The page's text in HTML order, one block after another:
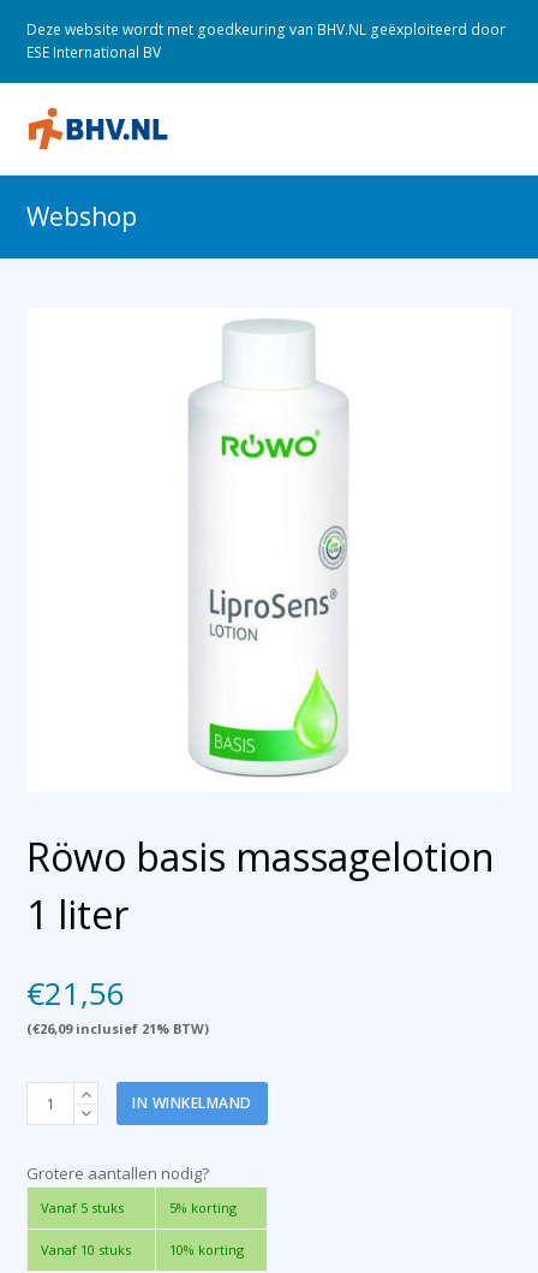
Deze website wordt met goedkeuring van BHV.NL geëxploiteerd door
ESE International BV
Webshop
Röwo basis massagelotion
1 liter
€21,56
(€26,09inclusief 21% BTW)
Röwo
basis
1
liter
aantal
IN WINKELMAND
Grotere aantallen nodig?
Vanaf 5 stuks 5% korting
Vanaf 10 stuks 10% korting